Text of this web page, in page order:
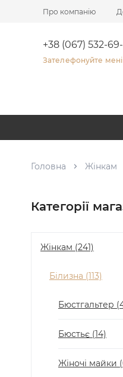
Про компанію
+38 (067) 532-
Зателефонуйте мені
Головна Жінкам
Категорії
Жінкам (241)
Білизна (113)
Бюстгальтер
Бюстьє (14)
Жіночі майки